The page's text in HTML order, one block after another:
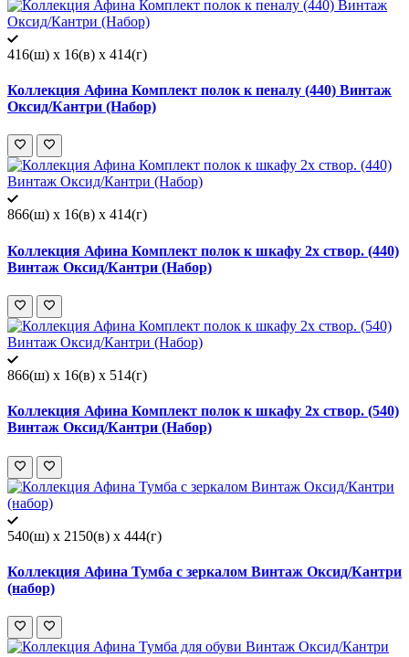
416(ш) x 16(в) x 414(г)
Коллекция Афина Комплект полок к пеналу (440) Винтаж
Оксид/Кантри (Набор)
866(ш) x 16(в) x 414(г)
Коллекция Афина Комплект полок к шкафу 2х створ. (440)
Винтаж Оксид/Кантри (Набор)
866(ш) x 16(в) x 514(г)
Коллекция Афина Комплект полок к шкафу 2х створ. (540)
Винтаж Оксид/Кантри (Набор)
540(ш) x 2150(в) x 444(г)
Коллекция Афина Тумба c зеркалом Винтаж Оксид/Кантри
(набор)